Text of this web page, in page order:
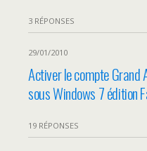
3 RÉPONSES
29/01/2010
Activer le compte
sous Windows 7 édition
19 RÉPONSES